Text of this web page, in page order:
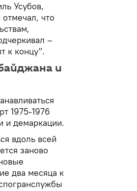
Усубов,
что
–
к концу".
и
1975-1976
и демаркации.
вдоль всей
заново
два месяца к